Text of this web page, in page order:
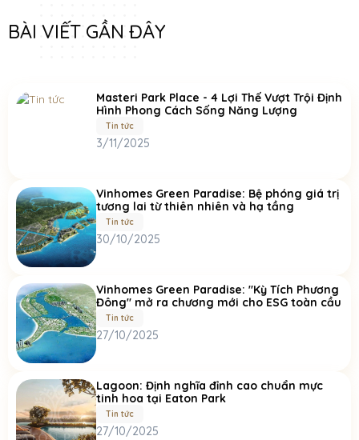
BÀI VIẾT GẦN ĐÂY
Masteri Park Place - 4 Lợi Thế Vượt Trội Định
Hình Phong Cách Sống Năng Lượng
Tin tức
3/11/2025
Vinhomes Green Paradise: Bệ phóng giá trị
tương lai từ thiên nhiên và hạ tầng
Tin tức
30/10/2025
Vinhomes Green Paradise: "Kỳ Tích Phương
Đông" mở ra chương mới cho ESG toàn cầu
Tin tức
27/10/2025
Lagoon: Định nghĩa đỉnh cao chuẩn mực
tinh hoa tại Eaton Park
Tin tức
27/10/2025